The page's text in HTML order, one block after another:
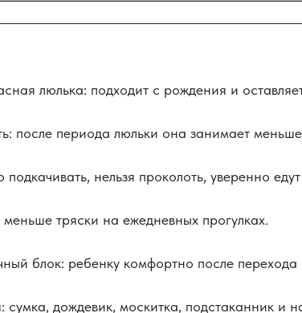
люлька: подходит с рождения и
после периода люльки она занимает
нельзя проколоть, уверенно
тряски на ежедневных прогулках.
блок: ребенку комфортно после перехода
дождевик, москитка, подстаканник и